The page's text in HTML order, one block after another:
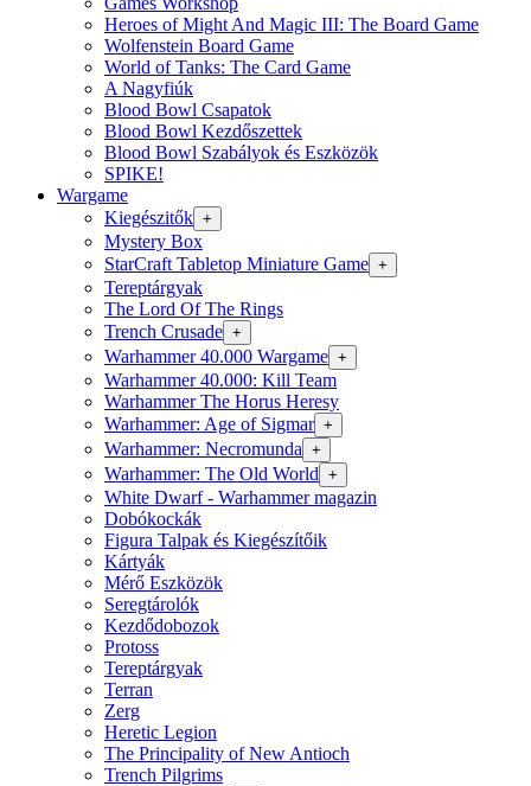
Heroes of Might And Magic III: The Board Game
Wolfenstein Board Game
World of Tanks: The Card Game
A Nagyfiúk
Blood Bowl Csapatok
Blood Bowl Kezdőszettek
Blood Bowl Szabályok és Eszközök
SPIKE!
Wargame
Kiegészitők +
Mystery Box
StarCraft Tabletop Miniature Game +
Tereptárgyak
The Lord Of The Rings
Trench Crusade +
Warhammer 40.000 Wargame +
Warhammer 40.000: Kill Team
Warhammer The Horus Heresy
Warhammer: Age of Sigmar +
Warhammer: Necromunda +
Warhammer: The Old World +
White Dwarf - Warhammer magazin
Dobókockák
Figura Talpak és Kiegészítőik
Kártyák
Mérő Eszközök
Seregtárolók
Kezdődobozok
Protoss
Tereptárgyak
Terran
Zerg
Heretic Legion
The Principality of New Antioch
Trench Pilgrims